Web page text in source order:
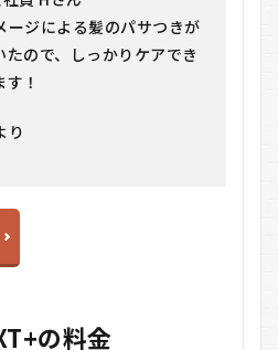
ージによる髪のパサつきが
たので、しっかりケアでき
！
り
の料金